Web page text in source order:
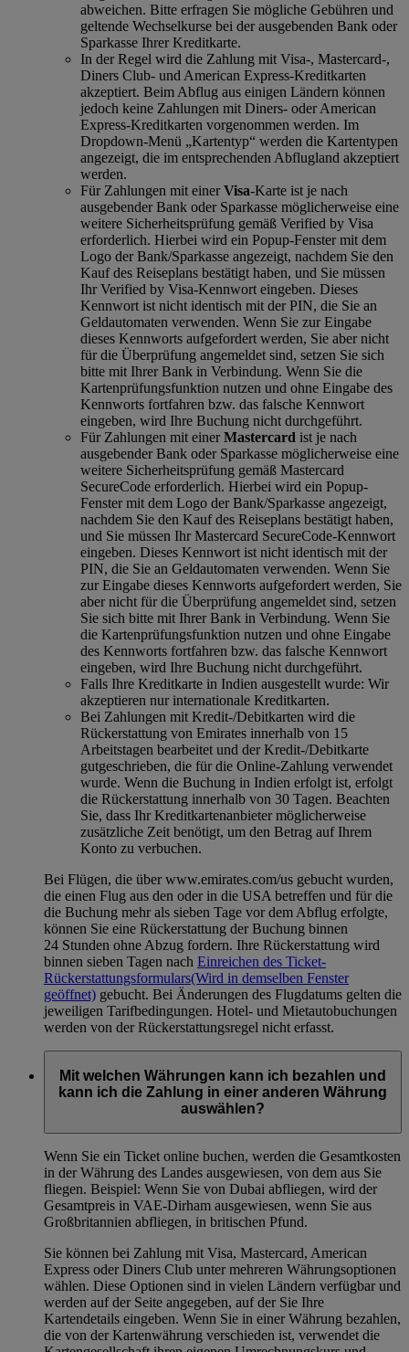
abweichen. Bitte erfragen Sie mögliche Gebühren und
geltende Wechselkurse bei der ausgebenden Bank oder
Sparkasse Ihrer Kreditkarte.
In der Regel wird die Zahlung mit Visa-, Mastercard-,
Diners Club- und American Express-Kreditkarten
akzeptiert. Beim Abflug aus einigen Ländern können
jedoch keine Zahlungen mit Diners- oder American
Express-Kreditkarten vorgenommen werden. Im
Dropdown-Menü „Kartentyp“ werden die Kartentypen
angezeigt, die im entsprechenden Abflugland akzeptiert
werden.
Für Zahlungen mit einerVisa-Karte ist je nach
ausgebender Bank oder Sparkasse möglicherweise eine
weitere Sicherheitsprüfung gemäß Verified by Visa
erforderlich. Hierbei wird ein Popup-Fenster mit dem
Logo der Bank/Sparkasse angezeigt, nachdem Sie den
Kauf des Reiseplans bestätigt haben, und Sie müssen
Ihr Verified by Visa-Kennwort eingeben. Dieses
Kennwort ist nicht identisch mit der PIN, die Sie an
Geldautomaten verwenden. Wenn Sie zur Eingabe
dieses Kennworts aufgefordert werden, Sie aber nicht
für die Überprüfung angemeldet sind, setzen Sie sich
bitte mit Ihrer Bank in Verbindung. Wenn Sie die
Kartenprüfungsfunktion nutzen und ohne Eingabe des
Kennworts fortfahren bzw. das falsche Kennwort
eingeben, wird Ihre Buchung nicht durchgeführt.
Für Zahlungen mit einerMastercard ist je nach
ausgebender Bank oder Sparkasse möglicherweise eine
weitere Sicherheitsprüfung gemäß Mastercard
SecureCode erforderlich. Hierbei wird ein Popup-
Fenster mit dem Logo der Bank/Sparkasse angezeigt,
nachdem Sie den Kauf des Reiseplans bestätigt haben,
und Sie müssen Ihr Mastercard SecureCode-Kennwort
eingeben. Dieses Kennwort ist nicht identisch mit der
PIN, die Sie an Geldautomaten verwenden. Wenn Sie
zur Eingabe dieses Kennworts aufgefordert werden, Sie
aber nicht für die Überprüfung angemeldet sind, setzen
Sie sich bitte mit Ihrer Bank in Verbindung. Wenn Sie
die Kartenprüfungsfunktion nutzen und ohne Eingabe
des Kennworts fortfahren bzw. das falsche Kennwort
eingeben, wird Ihre Buchung nicht durchgeführt.
Falls Ihre Kreditkarte in Indien ausgestellt wurde: Wir
akzeptieren nur internationale Kreditkarten.
Bei Zahlungen mit Kredit-/Debitkarten wird die
Rückerstattung von Emirates innerhalb von 15
Arbeitstagen bearbeitet und der Kredit-/Debitkarte
gutgeschrieben, die für die Online-Zahlung verwendet
wurde. Wenn die Buchung in Indien erfolgt ist, erfolgt
die Rückerstattung innerhalb von 30 Tagen. Beachten
Sie, dass Ihr Kreditkartenanbieter möglicherweise
zusätzliche Zeit benötigt, um den Betrag auf Ihrem
Konto zu verbuchen.
Bei Flügen, die über www.emirates.com/us gebucht wurden,
die einen Flug aus den oder in die USA betreffen und für die
die Buchung mehr als sieben Tage vor dem Abflug erfolgte,
können Sie eine Rückerstattung der Buchung binnen
24 Stunden ohne Abzug fordern. Ihre Rückerstattung wird
binnen sieben Tagen nach Einreichen des Ticket-
Rückerstattungsformulars(Wird in demselben Fenster
geöffnet) gebucht. Bei Änderungen des Flugdatums gelten die
jeweiligen Tarifbedingungen. Hotel- und Mietautobuchungen
werden von der Rückerstattungsregel nicht erfasst.
Mit welchen Währungen kann ich bezahlen und
kann ich die Zahlung in einer anderen Währung
auswählen?
Wenn Sie ein Ticket online buchen, werden die Gesamtkosten
in der Währung des Landes ausgewiesen, von dem aus Sie
fliegen. Beispiel: Wenn Sie von Dubai abfliegen, wird der
Gesamtpreis in VAE-Dirham ausgewiesen, wenn Sie aus
Großbritannien abfliegen, in britischen Pfund.
Sie können bei Zahlung mit Visa, Mastercard, American
Express oder Diners Club unter mehreren Währungsoptionen
wählen. Diese Optionen sind in vielen Ländern verfügbar und
werden auf der Seite angegeben, auf der Sie Ihre
Kartendetails eingeben. Wenn Sie in einer Währung bezahlen,
die von der Kartenwährung verschieden ist, verwendet die